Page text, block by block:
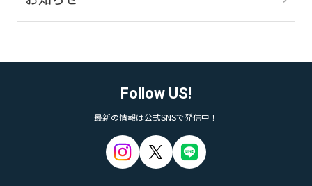
Follow US!
最新の情報は公式SNSで発信中！